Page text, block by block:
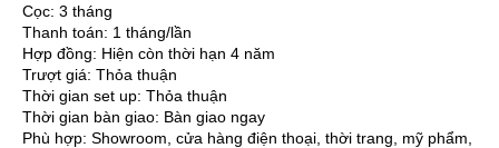
Cọc: 3 tháng
Thanh toán: 1 tháng/lần
Hợp đồng: Hiện còn thời hạn 4 năm
Trượt giá: Thỏa thuận
Thời gian set up: Thỏa thuận
Thời gian bàn giao: Bàn giao ngay
Phù hợp: Showroom, cửa hàng điện thoại, thời trang, mỹ phẩm,